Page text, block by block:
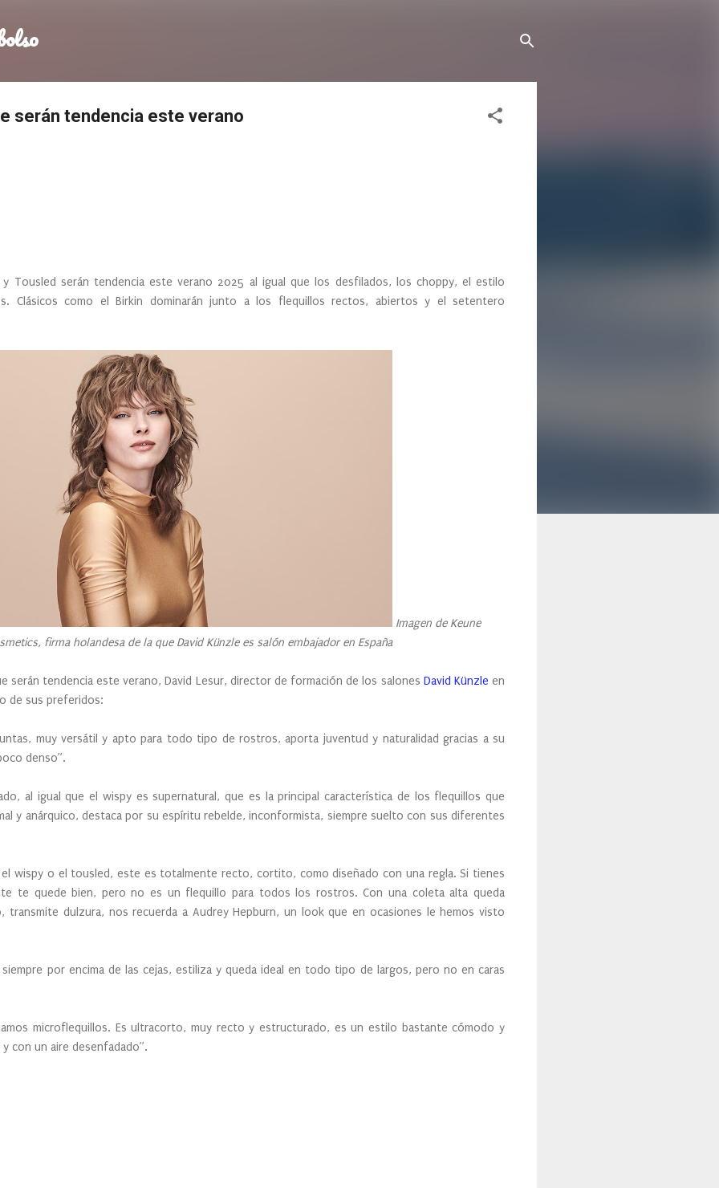
serán tendencia este verano
y Tousled serán tendencia este verano 2025 al igual que los desfilados, los choppy, el estilo
Clásicos como el Birkin dominarán junto a los flequillos rectos, abiertos y el setentero
Imagen de Keune
firma holandesa de la que David Künzle es salón embajador en España
serán tendencia este verano, David Lesur, director de formación de los salones David Künzle en
de sus preferidos:
muy versátil y apto para todo tipo de rostros, aporta juventud y naturalidad gracias a su
denso”.
al igual que el wispy es supernatural, que es la principal característica de los flequillos que
y anárquico, destaca por su espíritu rebelde, inconformista, siempre suelto con sus diferentes
el wispy o el tousled, este es totalmente recto, cortito, como diseñado con una regla. Si tienes
te quede bien, pero no es un flequillo para todos los rostros. Con una coleta alta queda
transmite dulzura, nos recuerda a Audrey Hepburn, un look que en ocasiones le hemos visto
por encima de las cejas, estiliza y queda ideal en todo tipo de largos, pero no en caras
microflequillos. Es ultracorto, muy recto y estructurado, es un estilo bastante cómodo y
con un aire desenfadado”.